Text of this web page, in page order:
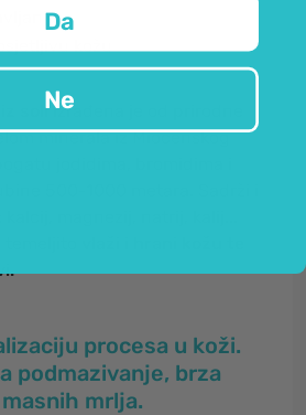
kožu
iz soliizrađena je od prirodne
minerala iz Miocenskog
procesa u koži.
podmazivanje, brza
mrlja.
Da
Ne